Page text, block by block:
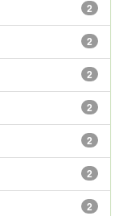
2
2
2
2
2
2
2